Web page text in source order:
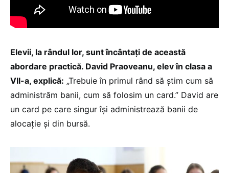
Elevii, la rândul lor, sunt încântați de această
abordare practică. David Praoveanu, elev în clasa a
VII-a, explică: „Trebuie în primul rând să știm cum să
administrăm banii, cum să folosim un card.” David are
un card pe care singur își administrează banii de
alocație și din bursă.